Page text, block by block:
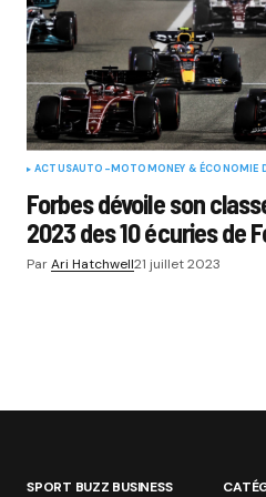
ACTUSAUTO-MOTOMONEY & ÉCONOMIE
Forbes dévoile son
2023 des 10 écuries de
ParAri Hatchwell21 juillet 2023
SPORT BUZZ BUSINESS